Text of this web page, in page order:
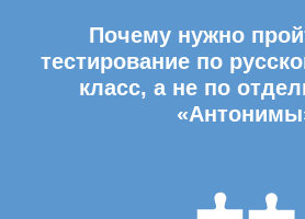
Почему нужно
тестирование по
класс, а не по